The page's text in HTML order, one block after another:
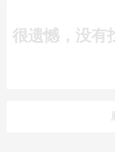
很遗憾，没有